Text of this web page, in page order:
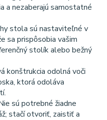
a nezaberajú samostatné
stola sú nastaviteľné v
sa prispôsobia vašim
stolík alebo bežný
konštrukcia odolná voči
ktorá odoláva
sú potrebné žiadne
stačí otvoriť, zaistiť a